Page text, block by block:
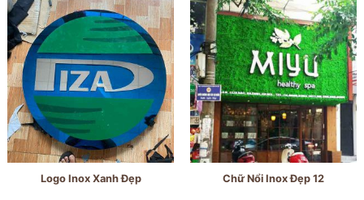
Logo Inox Xanh Đẹp Chữ Nổi Inox Đẹp 12